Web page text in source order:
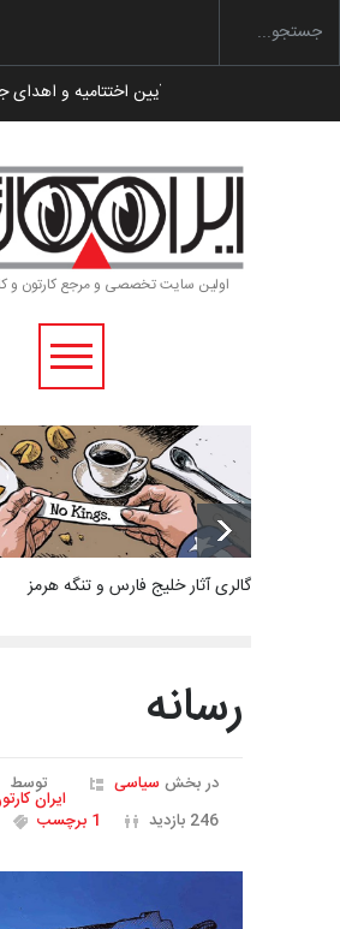
گزارش تصویری آیین اختتامیه و
اولین سایت تخصصی و مرجع کارتون و
گالری آثار خلیج فارس و تنگه هرمز
رسانه
در بخش سیاسی توسط
ایران
246 بازدید
1 برچسب